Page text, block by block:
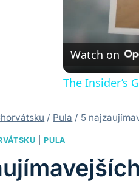
Watch on
The Insider’s
/ Pula / 5
|PULA